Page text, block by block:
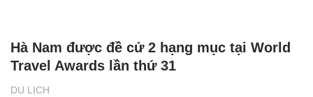
DU LỊCH
Hà Nam được đề cử 2 hạng mục tại World
Travel Awards lần thứ 31